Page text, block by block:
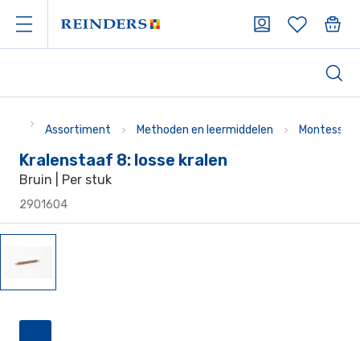
Assortiment Methoden en leermiddelen Montessori
Kralenstaaf 8: losse kralen
Bruin | Per stuk
2901604